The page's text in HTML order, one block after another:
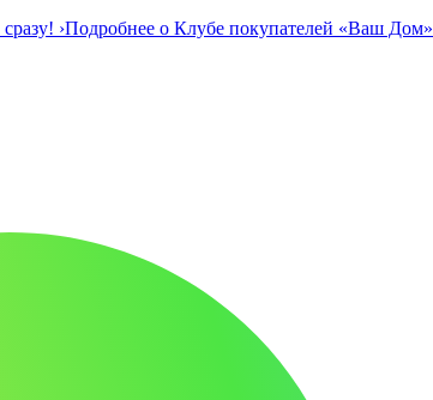
сразу! ›Подробнее о Клубе покупателей «Ваш Дом»